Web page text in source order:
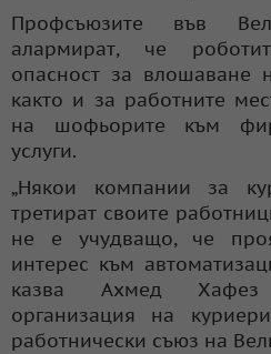
Профсъюзите във
алармират, че
опасност за влошаване
както и за работните
на шофьорите към
услуги.
„Някои компании за
третират своите
не е учудващо, че
интерес към
казва Ахмед Хафез
организация на
работнически съюз на